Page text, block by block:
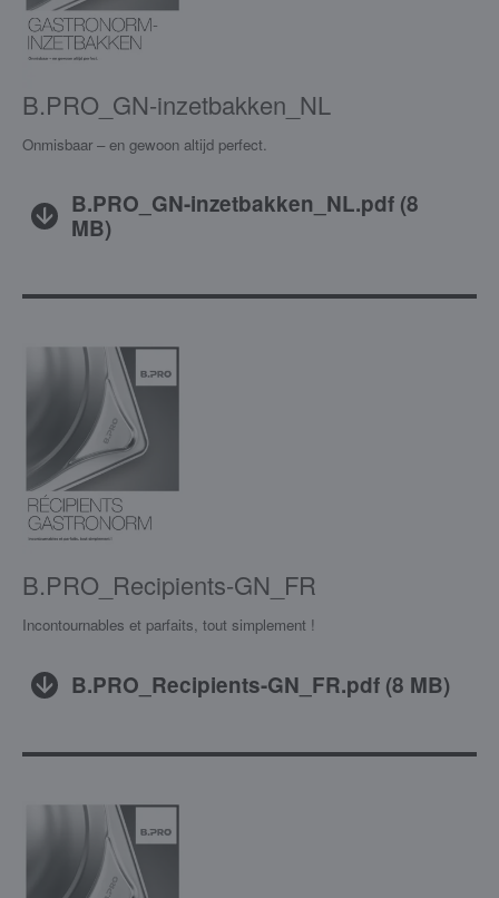
B.PRO_GN-inzetbakken_NL
Onmisbaar – en gewoon altijd perfect.
B.PRO_GN-inzetbakken_NL.pdf(8
MB)
B.PRO_Recipients-GN_FR
Incontournables et parfaits, tout simplement !
B.PRO_Recipients-GN_FR.pdf (8 MB)